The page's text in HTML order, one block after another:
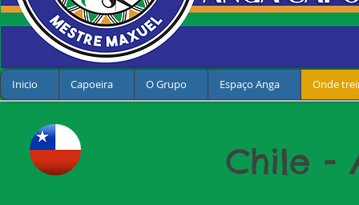
Inicio Capoeira O Grupo Espaço Anga Onde
Chile -